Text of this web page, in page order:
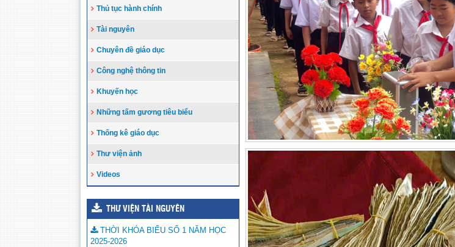
Thủ tục hành chính
Tài nguyên
Chuyên đề giáo dục
Công nghệ thông tin
Khuyến học
Những tấm gương tiêu biểu
Thống kê giáo dục
Thư viện ảnh
Videos
THƯ VIỆN TÀI NGUYÊN
THỜI KHÓA BIỂU SỐ 1 NĂM HỌC
2025-2026